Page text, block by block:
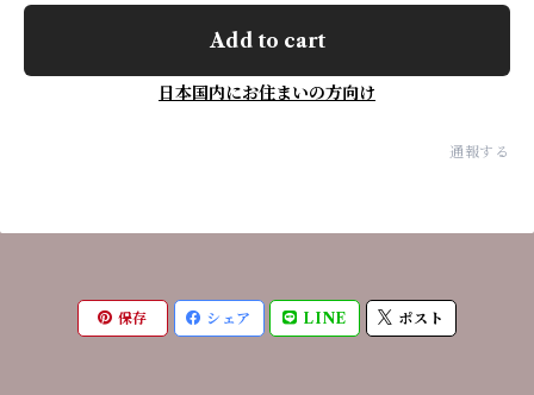
Add to cart
日本国内にお住まいの方向け
通報する
保存 シェア LINE ポスト